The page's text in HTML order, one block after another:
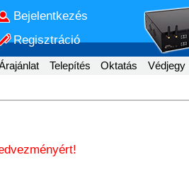
Bejelentkezés
Regisztráció
Telepítés Oktatás Védjegy